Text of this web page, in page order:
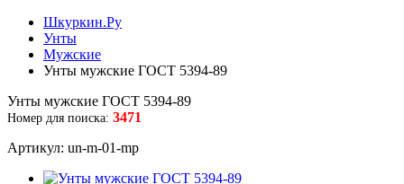
Шкуркин.Ру
Унты
Мужские
Унты мужские ГОСТ 5394-89
Унты мужские ГОСТ 5394-89
Номер для поиска: 3471
Артикул: un-m-01-mp